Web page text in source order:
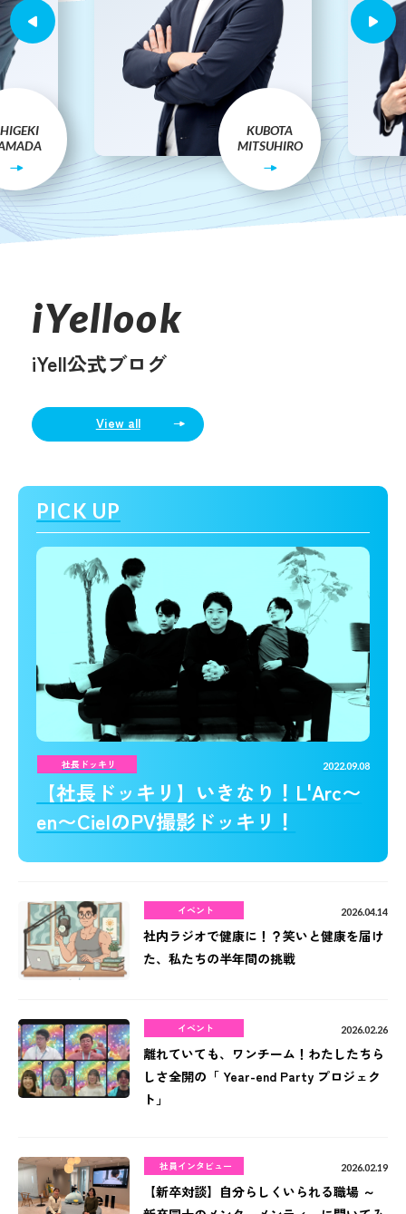
KUBOTA
MITSUHIRO
iYellook
iYell公式ブログ
View all
PICK UP
社長ドッキリ 2022.09.08
【社長ドッキリ】いきなり！L'Arc〜
en〜CielのPV撮影ドッキリ！
イベント 2026.04.14
社内ラジオで健康に！？笑いと健康を届け
た、私たちの半年間の挑戦
イベント 2026.02.26
離れていても、ワンチーム！わたしたちら
しさ全開の「 Year-end Party プロジェク
ト」
社員インタビュー 2026.02.19
【新卒対談】自分らしくいられる職場 ～